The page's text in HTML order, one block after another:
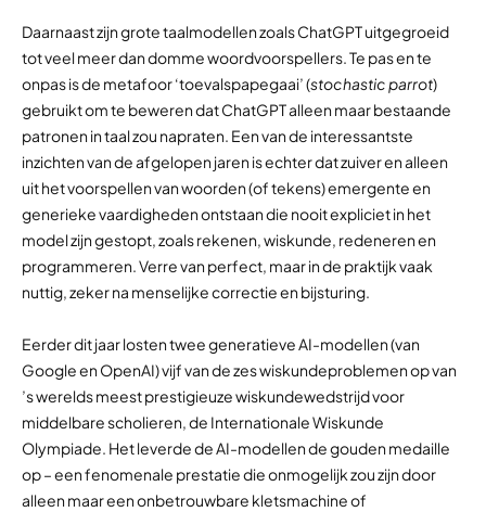
Daarnaast zijn grote taalmodellen zoals ChatGPT uitgegroeid
tot veel meer dan domme woordvoorspellers. Te pas en te
onpas is de metafoor ‘toevalspapegaai’ (stochastic parrot)
gebruikt om te beweren dat ChatGPT alleen maar bestaande
patronen in taal zou napraten. Een van de interessantste
inzichten van de afgelopen jaren is echter dat zuiver en alleen
uit het voorspellen van woorden (of tekens) emergente en
generieke vaardigheden ontstaan die nooit expliciet in het
model zijn gestopt, zoals rekenen, wiskunde, redeneren en
programmeren. Verre van perfect, maar in de praktijk vaak
nuttig, zeker na menselijke correctie en bijsturing.
Eerder dit jaar losten twee generatieve AI-modellen (van
Google en OpenAI) vijf van de zes wiskundeproblemen op van
’s werelds meest prestigieuze wiskundewedstrijd voor
middelbare scholieren, de Internationale Wiskunde
Olympiade. Het leverde de AI-modellen de gouden medaille
op – een fenomenale prestatie die onmogelijk zou zijn door
alleen maar een onbetrouwbare kletsmachine of